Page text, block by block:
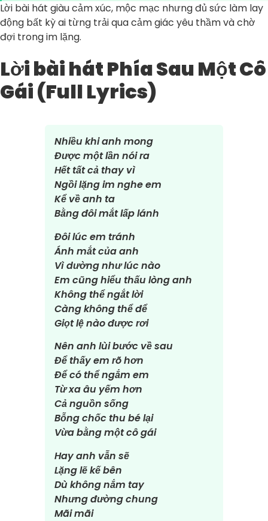
Lời bài hát giàu cảm xúc, mộc mạc nhưng đủ sức làm lay
động bất kỳ ai từng trải qua cảm giác yêu thầm và chờ
đợi trong im lặng.
Lời bài hát Phía Sau Một Cô
Gái (Full Lyrics)
Nhiều khi anh mong
Được một lần nói ra
Hết tất cả thay vì
Ngồi lặng im nghe em
Kể về anh ta
Bằng đôi mắt lấp lánh
Đôi lúc em tránh
Ánh mắt của anh
Vì dường như lúc nào
Em cũng hiểu thấu lòng anh
Không thể ngắt lời
Càng không thể để
Giọt lệ nào được rơi
Nên anh lùi bước về sau
Để thấy em rõ hơn
Để có thể ngắm em
Từ xa âu yếm hơn
Cả nguồn sống
Bỗng chốc thu bé lại
Vừa bằng một cô gái
Hay anh vẫn sẽ
Lặng lẽ kế bên
Dù không nắm tay
Nhưng đường chung
Mãi mãi